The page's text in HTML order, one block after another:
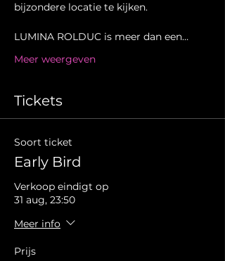
bijzondere locatie te kijken.
LUMINA ROLDUC is meer dan een…
Meer weergeven
Tickets
Soort ticket
Early Bird
Verkoop eindigt op
31 aug, 23:50
Meer info
Prijs